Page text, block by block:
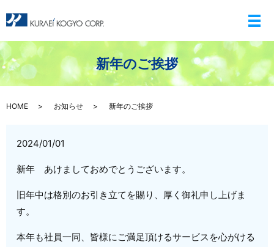
メ
新年のご挨拶
HOME お知らせ 新年のご挨拶
2024/01/01
新年 あけましておめでとうございます。
旧年中は格別のお引き立てを賜り、厚く御礼申し上げま
す。
本年も社員一同、皆様にご満足頂けるサービスを心がける